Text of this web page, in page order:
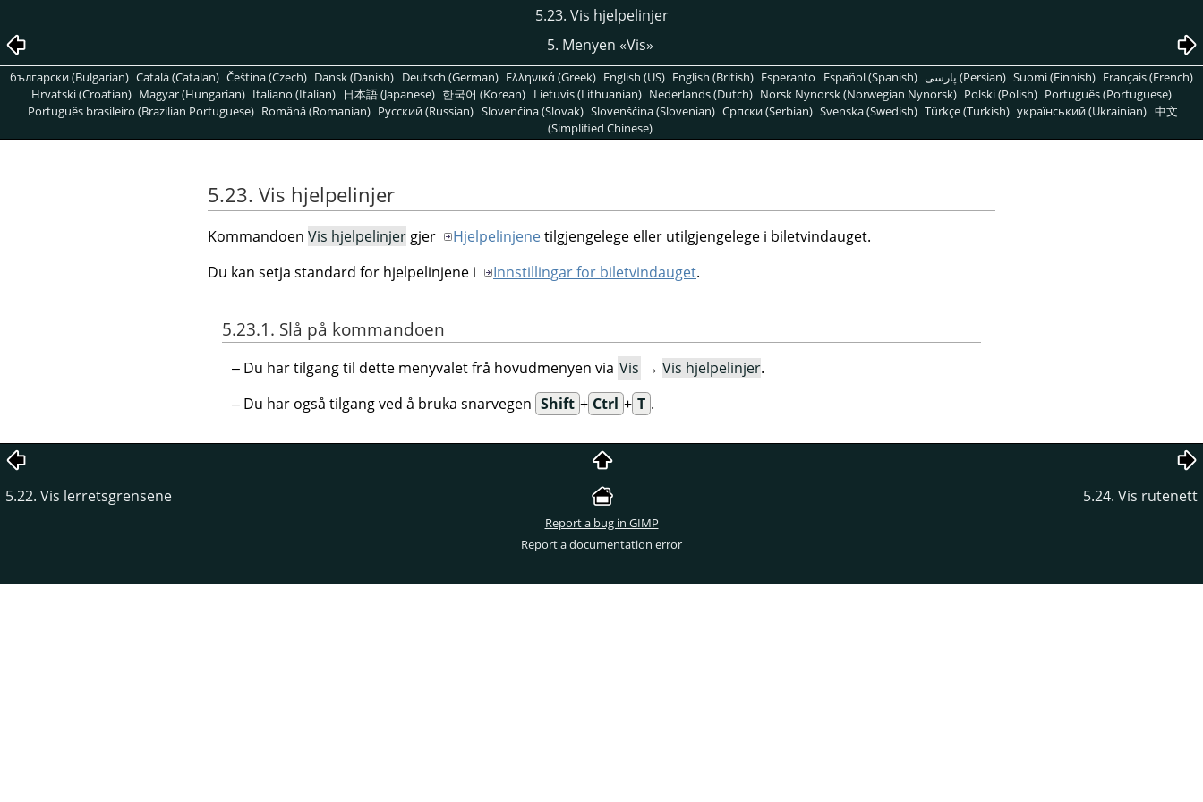
5.23. Vis hjelpelinjer
5. Menyen «Vis»
български (Bulgarian) Català (Catalan) Čeština (Czech) Dansk (Danish) Deutsch (German) Ελληνικά (Greek) English (US) English (British) Esperanto Español (Spanish) پارسی (Persian) Suomi (Finnish) Français (French)
Hrvatski (Croatian) Magyar (Hungarian) Italiano (Italian) 日本語 (Japanese) 한국어 (Korean) Lietuvis (Lithuanian) Nederlands (Dutch) Norsk Nynorsk (Norwegian Nynorsk) Polski (Polish) Português (Portuguese)
Português brasileiro (Brazilian Portuguese) Română (Romanian) Pусский (Russian) Slovenčina (Slovak) Slovenščina (Slovenian) Српски (Serbian) Svenska (Swedish) Türkçe (Turkish) український (Ukrainian) 中文
(Simplified Chinese)
5.23. Vis hjelpelinjer
Kommandoen Vis hjelpelinjer gjer Hjelpelinjenetilgjengelege eller utilgjengelege i biletvindauget.
Du kan setja standard for hjelpelinjene i
Innstillingar for biletvindauget.
5.23.1. Slå på kommandoen
Du har tilgang til dette menyvalet frå hovudmenyen via Vis → Vis hjelpelinjer.
Du har også tilgang ved å bruka snarvegen Shift + Ctrl + T .
5.22. Vis lerretsgrensene 5.24. Vis rutenett
Report a bug in GIMP
Report a documentation error